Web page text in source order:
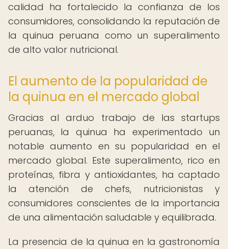
calidad ha fortalecido la confianza de los
consumidores, consolidando la reputación de
la quinua peruana como un superalimento
de alto valor nutricional.
El aumento de la popularidad de
la quinua en el mercado global
Gracias al arduo trabajo de las startups
peruanas, la quinua ha experimentado un
notable aumento en su popularidad en el
mercado global. Este superalimento, rico en
proteínas, fibra y antioxidantes, ha captado
la atención de chefs, nutricionistas y
consumidores conscientes de la importancia
de una alimentación saludable y equilibrada.
La presencia de la quinua en la gastronomía